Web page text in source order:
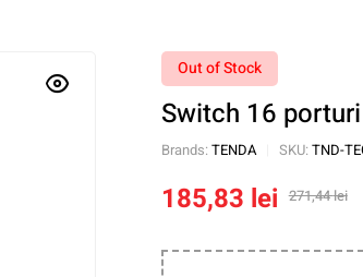
Out of Stock
Switch 16
Brands: TENDA SKU: TND-
271,44lei
185,83 lei